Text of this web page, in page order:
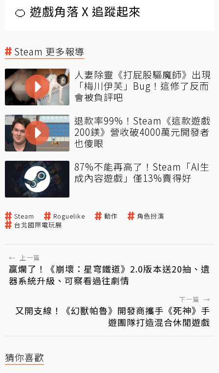
🍊 遊戲角落 X 追蹤起來
Steam 更多報導
人妻除靈《打屁股驅魔師》出現
「梅川伊芙」Bug！這修了反而
會被負評吧
退款率99%！Steam《這款遊戲
200鎂》營收破4000萬元開發者
也傻眼
87%不能再高了！Steam「AI生
成內容遊戲」僅13%賣得好
Steam Roguelike 動作
角色扮演
台北國際電玩展
← 上一篇
贏爛了！《崩壞：星穹鐵道》2.0版本送20抽、遺
器系統升級、可察看過往劇情
下一篇 →
又開支線！《幻獸帕魯》開發商攜手《死神》手
遊團隊打造混合休閒遊戲
猜你喜歡